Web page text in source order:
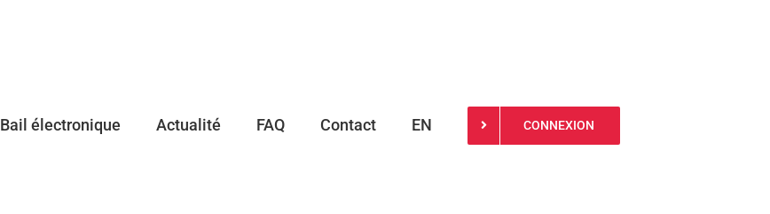
Bail électronique Actualité FAQ Contact EN CONNEXION